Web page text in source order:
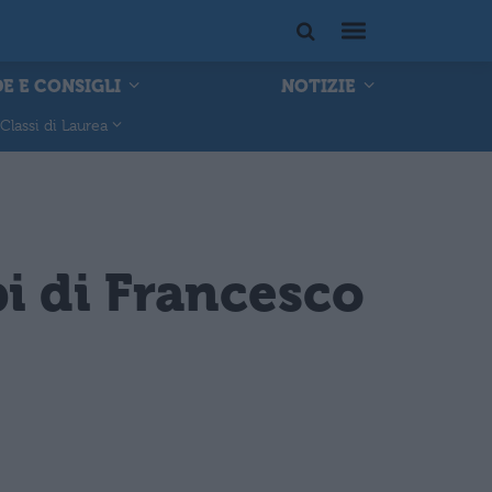
E CONSIGLI NOTIZIE
Classi di Laurea
di Francesco